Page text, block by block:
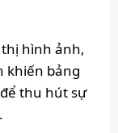
hình ảnh,
khiến bảng
thu hút sự